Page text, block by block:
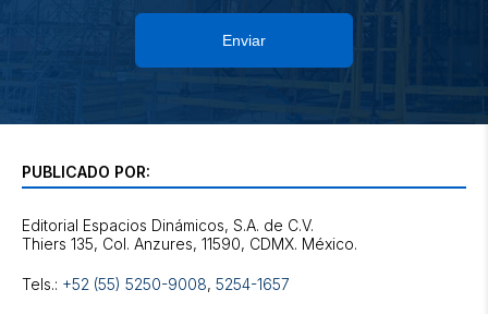
Enviar
PUBLICADO POR:
Editorial Espacios Dinámicos, S.A. de C.V.
Tels.: +52 (55) 5250-9008, 5254-1657